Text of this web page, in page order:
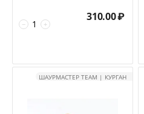
+
−
310.00₽
ШАУРМАСТЕР TEAM | КУРГАН